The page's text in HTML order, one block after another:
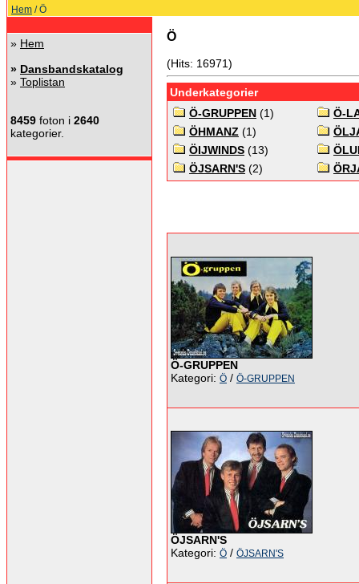
Hem / Ö
» Hem
» Dansbandskatalog
» Toplistan
8459 foton i 2640
kategorier.
Ö
(Hits: 16971)
Underkategorier
Ö-GRUPPEN (1)
ÖHMANZ (1)
ÖIJWINDS (13)
ÖJSARN'S (2)
Ö-
Ö-GRUPPEN
Kategori: Ö / Ö-GRUPPEN
ÖJSARN'S
Kategori: Ö / ÖJSARN'S